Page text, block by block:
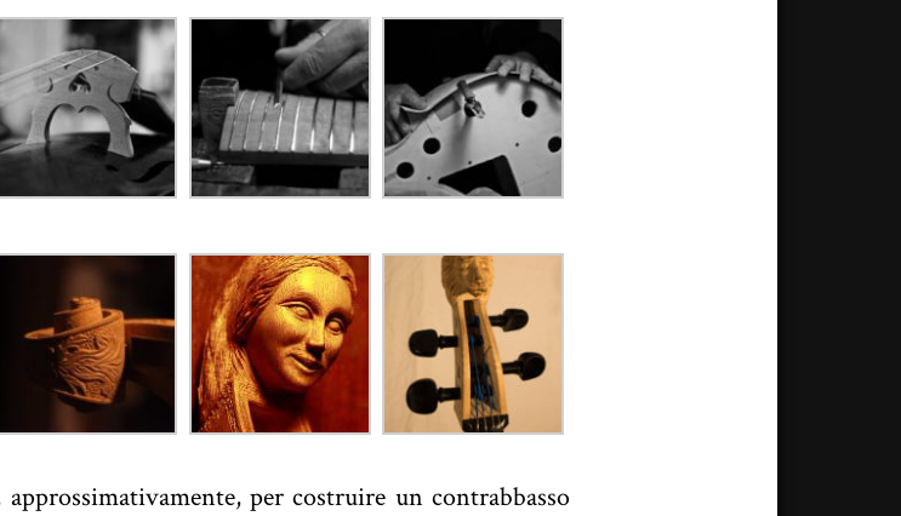
per costruire un contrabbasso